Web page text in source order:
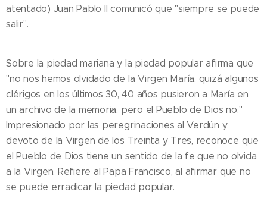
atentado) Juan Pablo II comunicó que "siempre se puede
salir".
Sobre la piedad mariana y la piedad popular afirma que
"no nos hemos olvidado de la Virgen María, quizá algunos
clérigos en los últimos 30, 40 años pusieron a María en
un archivo de la memoria, pero el Pueblo de Dios no."
Impresionado por las peregrinaciones al Verdún y
devoto de la Virgen de los Treinta y Tres, reconoce que
el Pueblo de Dios tiene un sentido de la fe que no olvida
a la Virgen. Refiere al Papa Francisco, al afirmar que no
se puede erradicar la piedad popular.